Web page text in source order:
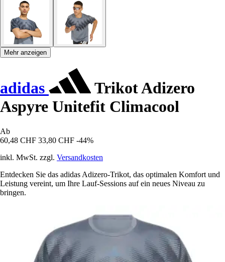
Mehr anzeigen
adidas
Trikot Adizero
Aspyre Unitefit Climacool
Ab
60,48 CHF 33,80 CHF -44%
inkl. MwSt. zzgl. Versandkosten
Entdecken Sie das adidas Adizero-Trikot, das optimalen Komfort und
Leistung vereint, um Ihre Lauf-Sessions auf ein neues Niveau zu
bringen.